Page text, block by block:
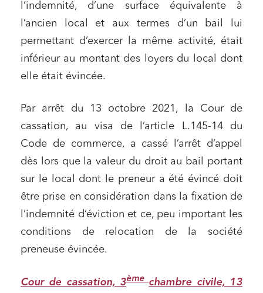
l’indemnité, d’une surface équivalente à
l’ancien local et aux termes d’un bail lui
permettant d’exercer la même activité, était
inférieur au montant des loyers du local dont
elle était évincée.
Par arrêt du 13 octobre 2021, la Cour de
cassation, au visa de l’article L.145-14 du
Code de commerce, a cassé l’arrêt d’appel
dès lors que la valeur du droit au bail portant
sur le local dont le preneur a été évincé doit
être prise en considération dans la fixation de
l’indemnité d’éviction et ce, peu important les
conditions de relocation de la société
preneuse évincée.
Cour de cassation, 3ème chambre civile, 13